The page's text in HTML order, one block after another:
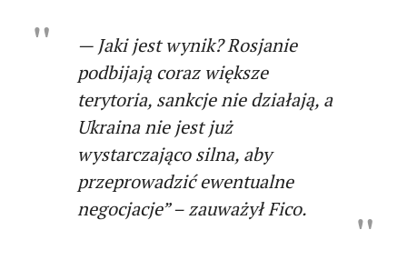
— Jaki jest wynik? Rosjanie
podbijają coraz większe
terytoria, sankcje nie działają, a
Ukraina nie jest już
wystarczająco silna, aby
przeprowadzić ewentualne
negocjacje” – zauważył Fico.